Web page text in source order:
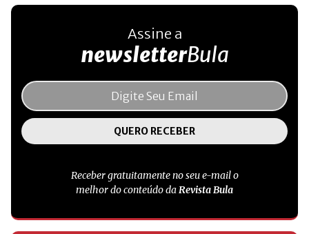
Assine a
newsletterBula
Receber gratuitamente no seu e-mail o
melhor do conteúdo daRevista Bula